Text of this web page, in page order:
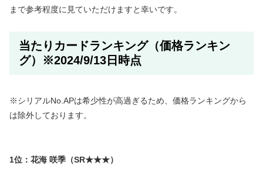
まで参考程度に見ていただけますと幸いです。
当たりカードランキング（価格ランキン
グ）※2024/9/13日時点
※シリアルNo.APは希少性が高過ぎるため、価格ランキングから
は除外しております。
1位：花海 咲季（SR★★★）